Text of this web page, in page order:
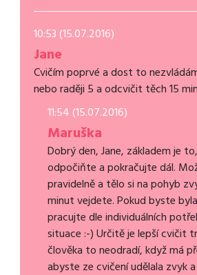
10:53 (15.07.2016)
Jane
Cvičím poprvé a dost to
nebo raději 5 a odcvičit těch 15
11:54 (15.07.2016)
Maruška
Dobrý den, Jane, základem je
odpočiňte a pokračujte dál.
pravidelně a tělo si na pohyb
minut vejdete. Pokud byste
pracujte dle individuálních
situace :-) Určitě je lepší cvičit
člověka to neodradí, když má
abyste ze cvičení udělala zvyk